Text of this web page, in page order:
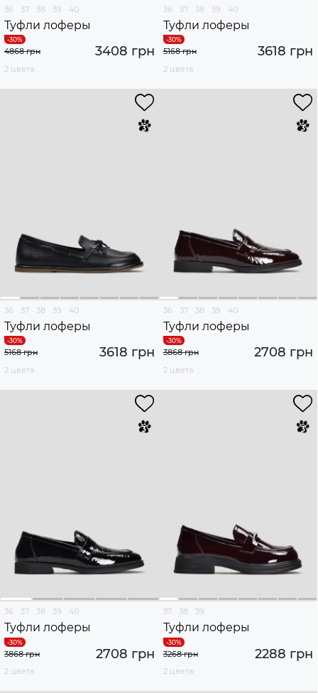
36 37 38 39 40
Туфли лоферы
3408 грн
4868 грн
2 цвета
36 37 38 39 40
Туфли лоферы
3618 грн
5168 грн
2 цвета
36 37 38 39 40
Туфли лоферы
3618 грн
5168 грн
2 цвета
36 37 38 39 40
Туфли лоферы
2708 грн
3868 грн
2 цвета
36 37 38 39 40
Туфли лоферы
2708 грн
3868 грн
2 цвета
37 38 39
Туфли лоферы
2288 грн
3268 грн
2 цвета